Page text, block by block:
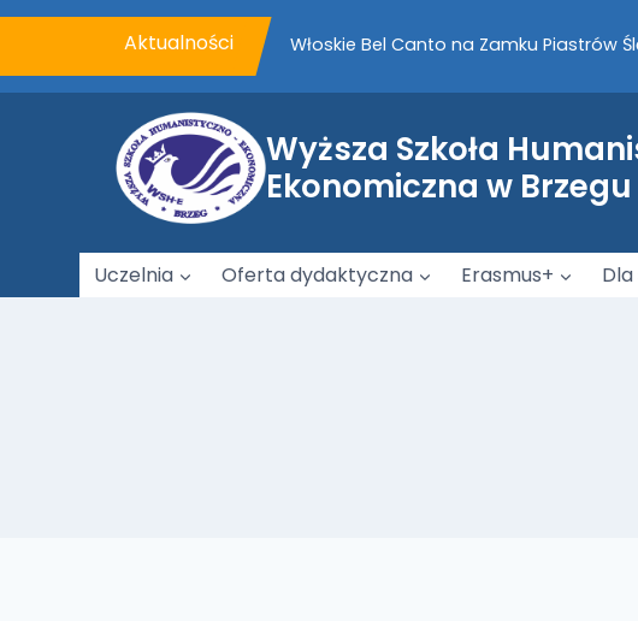
Aktualności
VII Piknik Rodzinny WSHE za nami!
Wyższa Szkoła
Ekonomiczna w Brzegu
Uczelnia Oferta dydaktyczna Erasmus+